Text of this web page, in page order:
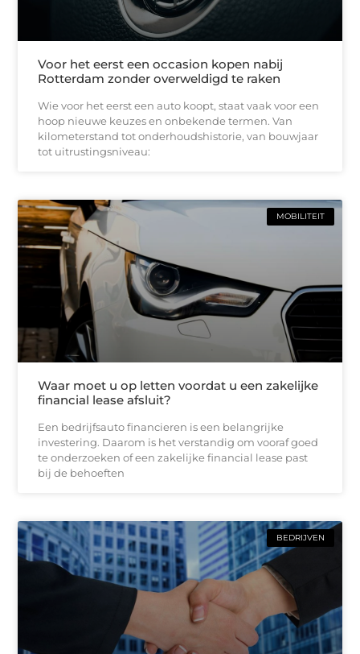
Voor het eerst een occasion kopen nabij
Rotterdam zonder overweldigd te raken
Wie voor het eerst een auto koopt, staat vaak voor een
hoop nieuwe keuzes en onbekende termen. Van
kilometerstand tot onderhoudshistorie, van bouwjaar
tot uitrustingsniveau:
MOBILITEIT
Waar moet u op letten voordat u een zakelijke
financial lease afsluit?
Een bedrijfsauto financieren is een belangrijke
investering. Daarom is het verstandig om vooraf goed
te onderzoeken of een zakelijke financial lease past
bij de behoeften
BEDRIJVEN